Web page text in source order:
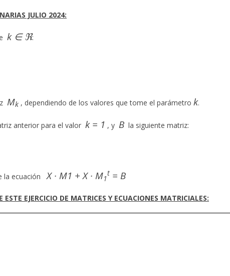
JULIO 2024:
k ∈ ℜ:
Mk , dependiendo de los valores que tome el parámetro k.
anterior para el valor k = 1 , y B la siguiente matriz:
la ecuaciónX · M1 + X · M1
t = B
EJERCICIO DE MATRICES Y ECUACIONES MATRICIALES: